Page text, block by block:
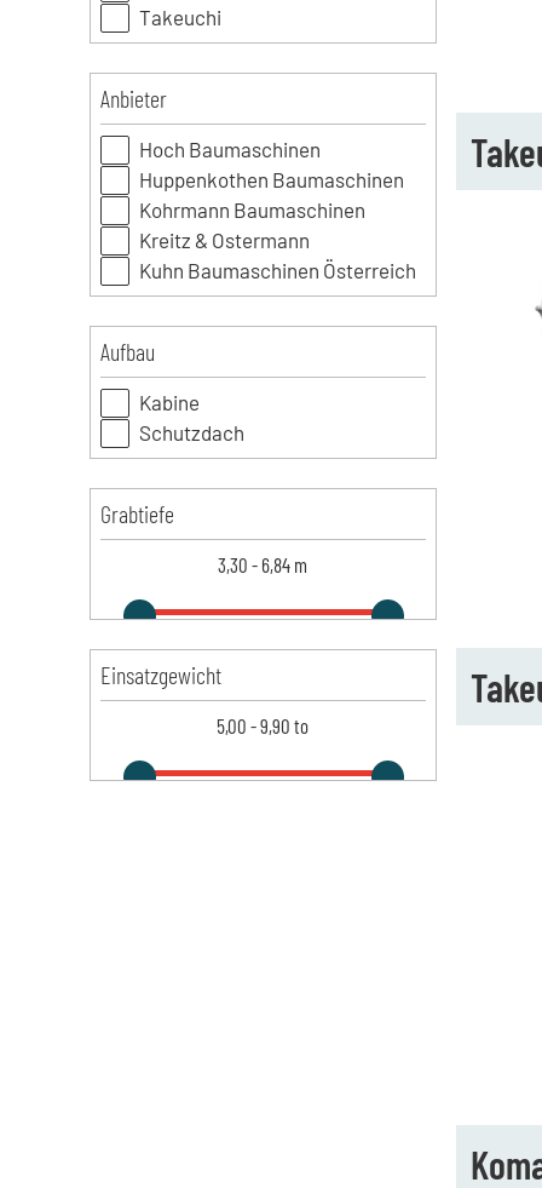
Takeuchi
Anbieter
Hoch Baumaschinen
Huppenkothen Baumaschinen
Kohrmann Baumaschinen
Kreitz & Ostermann
Kuhn Baumaschinen Österreich
Aufbau
Kabine
Schutzdach
Grabtiefe
3,30 - 6,84 m
Einsatzgewicht
5,00 -9,90 to